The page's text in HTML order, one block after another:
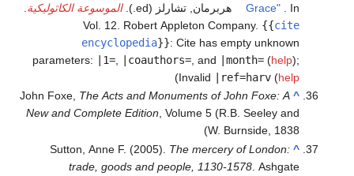
Grace"
. In هربرمان, تشارلز (ed.). الموسوعة الكاثوليكية
Vol. 12. Robert Appleton Company. {{cite
encyclopedia}}:Cite has empty unknown
parameters:
|1= |coauthors= , and |month= (help);
Invalid
|ref=harv (help
)
^
John Foxe, The Acts and Monuments of John Foxe: A
New and Complete Edition, Volume 5 (R.B. Seeley and
W. Burnside, 1838)
^
Sutton, Anne F. (2005). The mercery of London:
trade, goods and people, 1130-1578 . Ashgate